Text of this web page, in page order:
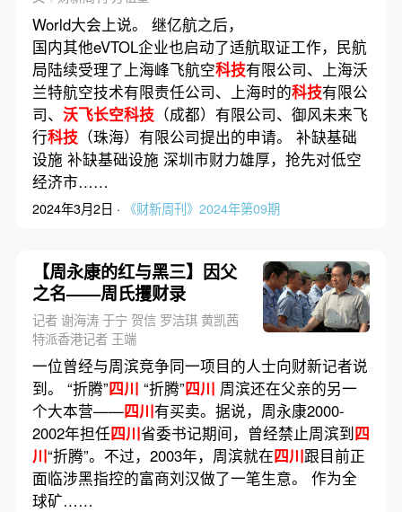
World大会上说。 继亿航之后，
国内其他eVTOL企业也启动了适航取证工作，民航
局陆续受理了上海峰飞航空科技有限公司、上海沃
兰特航空技术有限责任公司、上海时的科技有限公
司、 沃飞长空科技（成都）有限公司、御风未来飞
行科技（珠海）有限公司提出的申请。 补缺基础
设施 补缺基础设施 深圳市财力雄厚，抢先对低空
经济市……
2024年3月2日 · 《财新周刊》2024年第09期
【周永康的红与黑三】因父
之名——周氏攫财录
记者 谢海涛 于宁 贺信 罗洁琪 黄凯茜
特派香港记者 王端
一位曾经与周滨竞争同一项目的人士向财新记者说
到。 “折腾”四川 “折腾”四川 周滨还在父亲的另一
个大本营——四川有买卖。据说，周永康2000-
2002年担任四川省委书记期间，曾经禁止周滨到四
川“折腾”。不过，2003年，周滨就在四川跟目前正
面临涉黑指控的富商刘汉做了一笔生意。 作为全
球矿……